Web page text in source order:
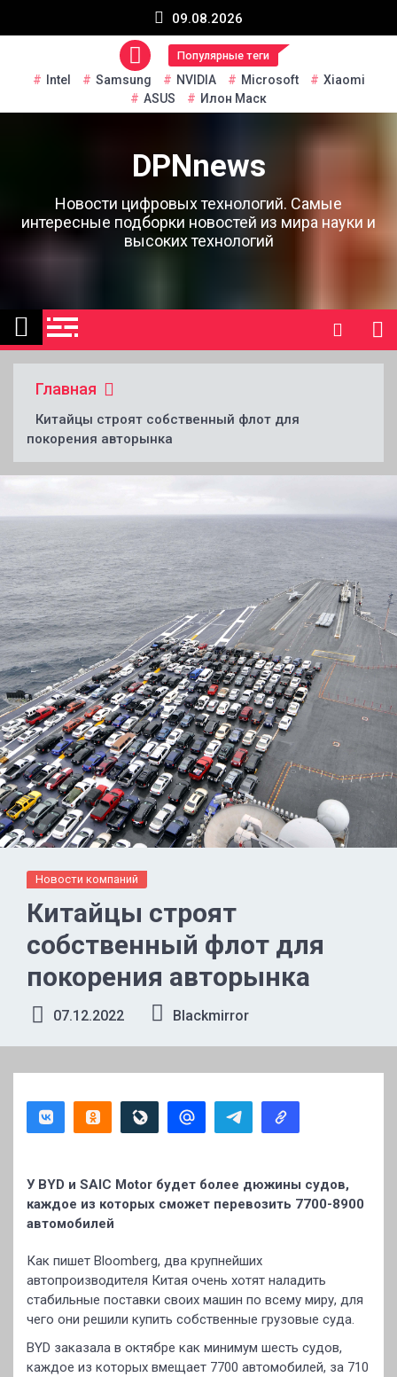
09.08.2026
Популярные теги
Intel Samsung NVIDIA Microsoft
Xiaomi
ASUS
Илон Маск
DPNnews
Новости цифровых технологий. Самые
интересные подборки новостей из мира науки и
высоких технологий
Главная
Китайцы строят собственный флот для
покорения авторынка
Новости компаний
Китайцы строят
собственный флот для
покорения авторынка
07.12.2022 Blackmirror
У BYD и SAIC Motor будет более дюжины судов,
каждое из которых сможет перевозить 7700-8900
автомобилей
Как пишет Bloomberg, два крупнейших
автопроизводителя Китая очень хотят наладить
стабильные поставки своих машин по всему миру, для
чего они решили купить собственные грузовые суда.
BYD заказала в октябре как минимум шесть судов,
каждое из которых вмещает 7700 автомобилей, за 710